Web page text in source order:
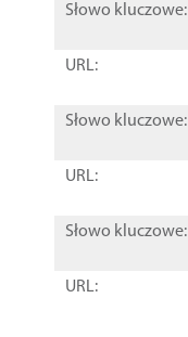
Słowo kluczowe:
URL:
Słowo kluczowe:
URL:
Słowo kluczowe:
URL: